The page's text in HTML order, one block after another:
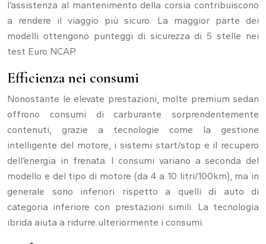
l’assistenza al mantenimento della corsia contribuiscono
a rendere il viaggio più sicuro. La maggior parte dei
modelli ottengono punteggi di sicurezza di 5 stelle nei
test Euro NCAP.
Efficienza nei consumi
Nonostante le elevate prestazioni, molte premium sedan
offrono consumi di carburante sorprendentemente
contenuti, grazie a tecnologie come la gestione
intelligente del motore, i sistemi start/stop e il recupero
dell’energia in frenata. I consumi variano a seconda del
modello e del tipo di motore (da 4 a 10 litri/100km), ma in
generale sono inferiori rispetto a quelli di auto di
categoria inferiore con prestazioni simili. La tecnologia
ibrida aiuta a ridurre ulteriormente i consumi.